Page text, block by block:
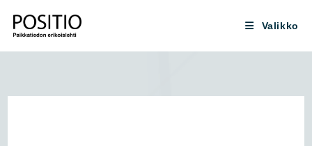
suoraan
sisältöön
Valikko